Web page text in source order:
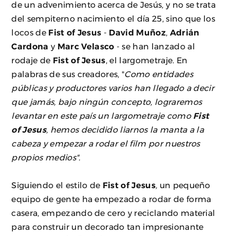
de un advenimiento acerca de Jesús, y no se trata
del sempiterno nacimiento el día 25, sino que los
locos de Fist of Jesus - David Muñoz, Adrián
Cardona y Marc Velasco - se han lanzado al
rodaje de Fist of Jesus , el largometraje. En
palabras de sus creadores, "Como entidades
públicas y productores varios han llegado a decir
que jamás, bajo ningún concepto, lograremos
levantar en este país un largometraje como Fist
of Jesus, hemos decidido liarnos la manta a la
cabeza y empezar a rodar el film por nuestros
propios medios".
Siguiendo el estilo de Fist of Jesus, un pequeño
equipo de gente ha empezado a rodar de forma
casera, empezando de cero y reciclando material
para construir un decorado tan impresionante